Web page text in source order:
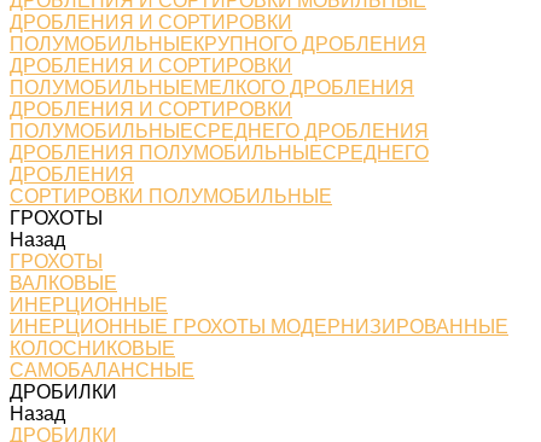
ДРОБЛЕНИЯ И СОРТИРОВКИ
ПОЛУМОБИЛЬНЫЕКРУПНОГО ДРОБЛЕНИЯ
ДРОБЛЕНИЯ И СОРТИРОВКИ
ПОЛУМОБИЛЬНЫЕМЕЛКОГО ДРОБЛЕНИЯ
ДРОБЛЕНИЯ И СОРТИРОВКИ
ПОЛУМОБИЛЬНЫЕСРЕДНЕГО ДРОБЛЕНИЯ
ДРОБЛЕНИЯ ПОЛУМОБИЛЬНЫЕСРЕДНЕГО
ДРОБЛЕНИЯ
СОРТИРОВКИ ПОЛУМОБИЛЬНЫЕ
ГРОХОТЫ
Назад
ГРОХОТЫ
ВАЛКОВЫЕ
ИНЕРЦИОННЫЕ
ИНЕРЦИОННЫЕ ГРОХОТЫ МОДЕРНИЗИРОВАННЫЕ
КОЛОСНИКОВЫЕ
САМОБАЛАНСНЫЕ
ДРОБИЛКИ
Назад
ДРОБИЛКИ